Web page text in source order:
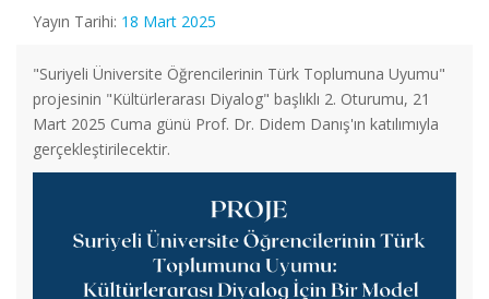
Yayın Tarihi: 18 Mart 2025
"Suriyeli Üniversite Öğrencilerinin Türk Toplumuna Uyumu"
projesinin "Kültürlerarası Diyalog" başlıklı 2. Oturumu, 21
Mart 2025 Cuma günü Prof. Dr. Didem Danış'ın katılımıyla
gerçekleştirilecektir.